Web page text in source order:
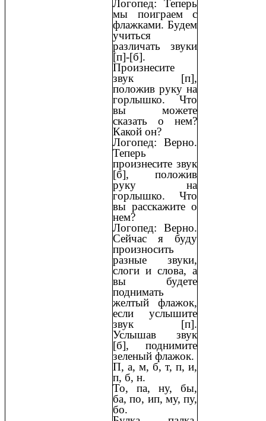
Логопед: Теперь
мы поиграем с
флажками. Будем
учиться
различать звуки
[п]-[б].
Произнесите
звук [п],
положив руку на
горлышко. Что
вы можете
сказать о нем?
Какой он?
Логопед: Верно.
Теперь
произнесите звук
[б], положив
руку на
горлышко. Что
вы расскажите о
нем?
Логопед: Верно.
Сейчас я буду
произносить
разные звуки,
слоги и слова, а
вы будете
поднимать
желтый флажок,
если услышите
звук [п].
Услышав звук
[б], поднимите
зеленый флажок.
П, а, м, б, т, п, и,
п, б, н.
То, па, ну, бы,
ба, по, ип, му, пу,
бо.